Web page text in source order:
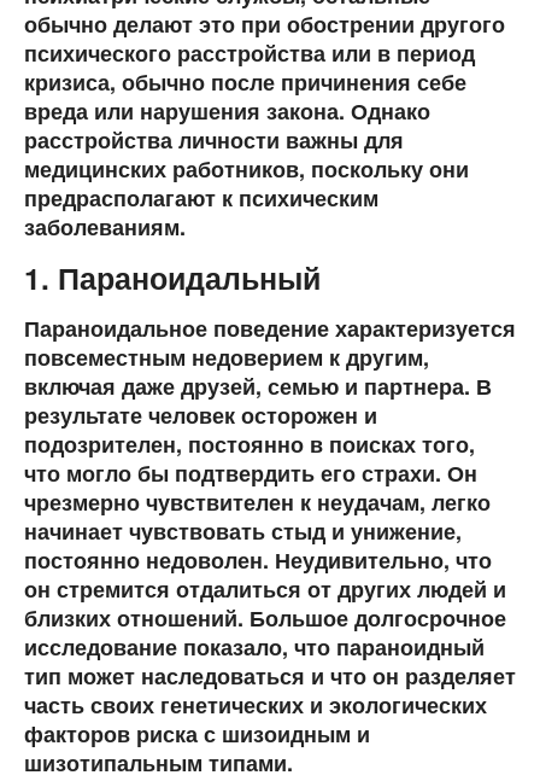
обычно делают это при обострении другого
психического расстройства или в период
кризиса, обычно после причинения себе
вреда или нарушения закона. Однако
расстройства личности важны для
медицинских работников, поскольку они
предрасполагают к психическим
заболеваниям.
1. Параноидальный
Параноидальное поведение характеризуется
повсеместным недоверием к другим,
включая даже друзей, семью и партнера. В
результате человек осторожен и
подозрителен, постоянно в поисках того,
что могло бы подтвердить его страхи. Он
чрезмерно чувствителен к неудачам, легко
начинает чувствовать стыд и унижение,
постоянно недоволен. Неудивительно, что
он стремится отдалиться от других людей и
близких отношений. Большое долгосрочное
исследование показало, что параноидный
тип может наследоваться и что он разделяет
часть своих генетических и экологических
факторов риска с шизоидным и
шизотипальным типами.